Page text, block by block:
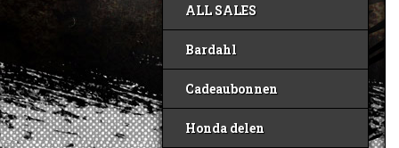
ALL SALES
Bardahl
Cadeaubonnen
Honda delen